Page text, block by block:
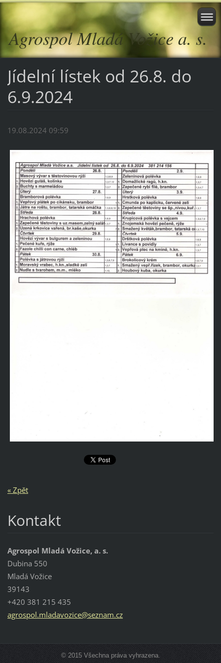
Agrospol Mladá Vožice a. s.
Jídelní lístek od 26.8. do
6.9.2024
19.08.2024 09:59
« Zpět
Kontakt
Agrospol Mladá Vožice, a. s.
Dubina 550
Mladá Vožice
39143
+420 381 215 435
agrospol.mladavozice@seznam.cz
© 2015 Všechna práva vyhrazena.